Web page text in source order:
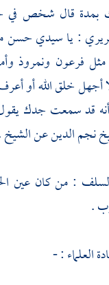
بمدة قال شخص
: يا سيديحسن
فرعون ونمروذ
إلا أجهل خلق الله أو
قد سمعت جدك
نجم الدينعن
: من كان عين
.
العلماء : -